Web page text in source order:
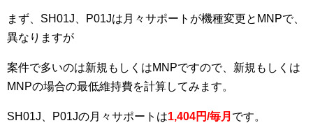
まず、SH01J、P01Jは月々サポートが機種変更とMNPで、
異なりますが
案件で多いのは新規もしくはMNPですので、新規もしくは
MNPの場合の最低維持費を計算してみます。
SH01J、P01Jの月々サポートは1,404円/毎月 です。